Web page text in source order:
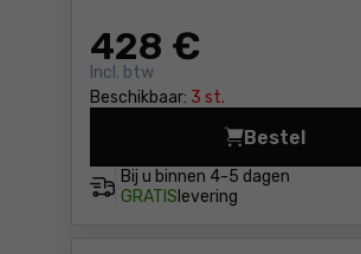
428 €
Incl. btw
Beschikbaar: 3 st.
Bij u binnen 4-5 dagen
GRATIS levering
Bestel
Accu-